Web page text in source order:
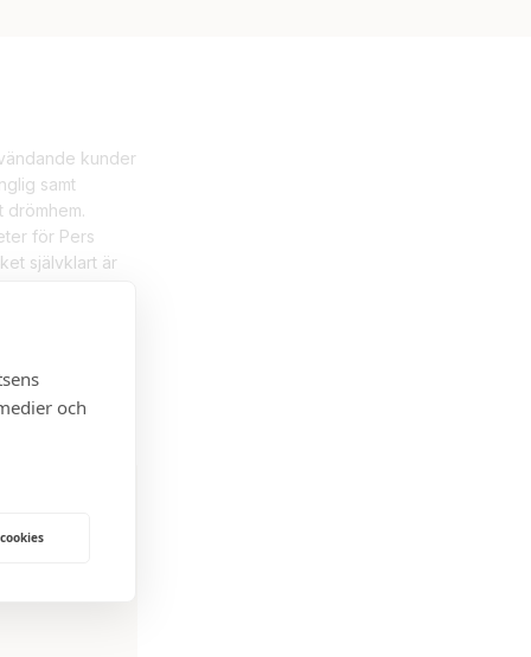
och
kunder
samt
drömhem.
för Pers
självklart är
Per är
HAFT.